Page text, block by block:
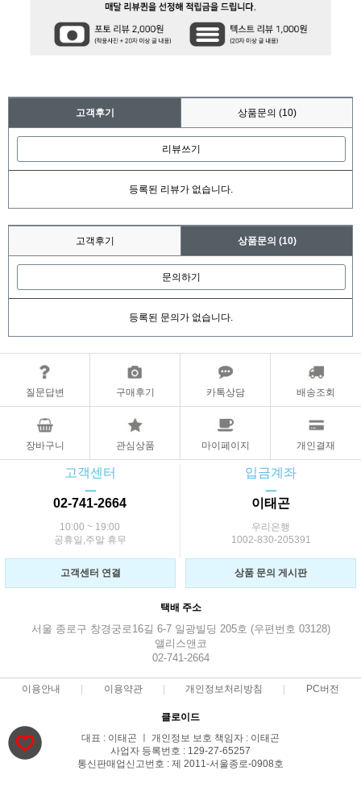
고객후기 상품문의 (10)
리뷰쓰기
등록된 리뷰가 없습니다.
고객후기 상품문의 (10)
문의하기
등록된 문의가 없습니다.
질문답변 구매후기 카톡상담 배송조회
장바구니 관심상품 마이페이지 개인결재
고객센터
ㅡ
02-741-2664
10:00 ~ 19:00
공휴일,주말 휴무
입금계좌
ㅡ
이태곤
우리은행
1002-830-205391
고객센터 연결 상품 문의 게시판
택배 주소
서울 종로구 창경궁로16길 6-7 일광빌딩 205호 (우편번호 03128)
앨리스앤코
02-741-2664
이용안내 이용약관 개인정보처리방침 PC버전
클로이드
대표 : 이태곤 ㅣ 개인정보 보호 책임자 : 이태곤
사업자 등록번호 : 129-27-65257
통신판매업신고번호 : 제 2011-서울종로-0908호